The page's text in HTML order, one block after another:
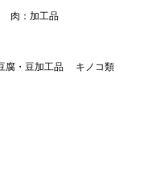
肉：加工品
腐・豆加工品
キノコ類